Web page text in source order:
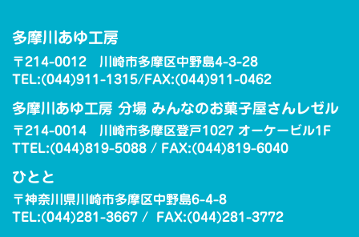
多摩川あゆ工房
〒214-0012 川崎市多摩区中野島4-3-28
TEL:(044)911-1315/FAX:(044)911-0462
多摩川あゆ工房 分場 みんなのお菓子屋さんレゼル
〒214-0014 川崎市多摩区登戸1027 オーケービル1F
TTEL:(044)819-5088 / FAX:(044)819-6040
ひとと
〒神奈川県川崎市多摩区中野島6-4-8
TEL:(044)281-3667 / FAX:(044)281-3772